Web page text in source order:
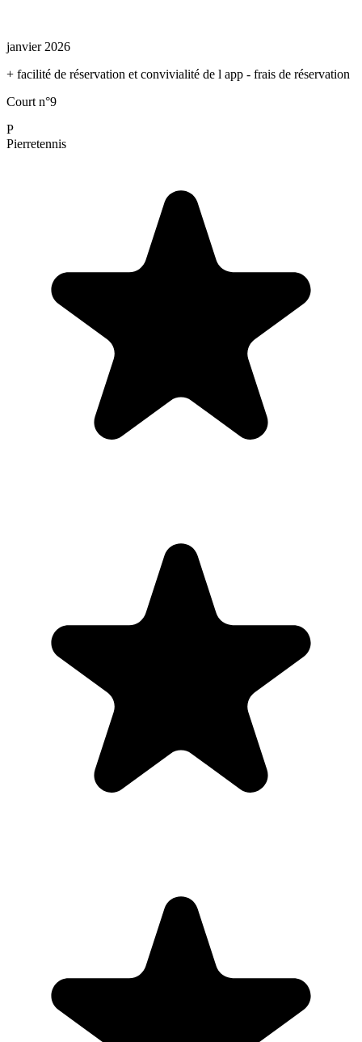
janvier 2026
+ facilité de réservation et convivialité de l app - frais de réservation
Court n°9
P
Pierretennis